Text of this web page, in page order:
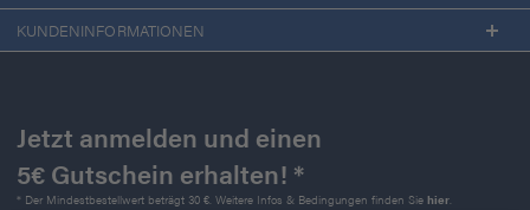
KUNDENINFORMATIONEN
Jetzt anmelden und einen
5€ Gutschein erhalten! *
* Der Mindestbestellwert beträgt 30 €. Weitere Infos & Bedingungen finden Sie hier.